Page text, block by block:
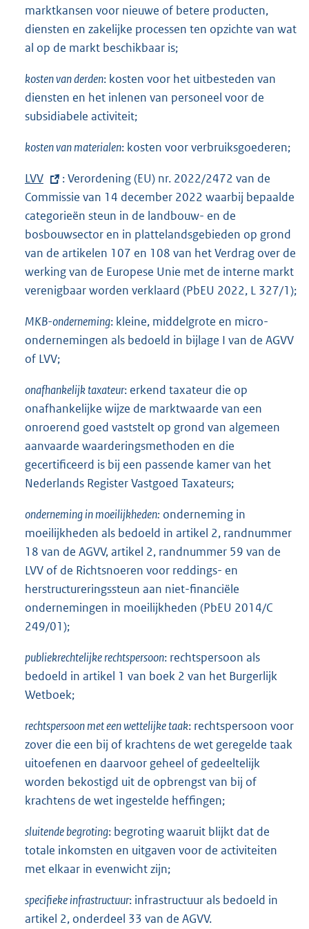
marktkansen voor nieuwe of betere producten,
diensten en zakelijke processen ten opzichte van wat
al op de markt beschikbaar is;
kosten van derden: kosten voor het uitbesteden van
diensten en het inlenen van personeel voor de
subsidiabele activiteit;
kosten van materialen: kosten voor verbruiksgoederen;
E
x
t
e
r
n
e
i
n
k
LVV
: Verordening (EU) nr. 2022/2472 van de
Commissie van 14 december 2022 waarbij bepaalde
categorieën steun in de landbouw- en de
bosbouwsector en in plattelandsgebieden op grond
van de artikelen 107 en 108 van het Verdrag over de
werking van de Europese Unie met de interne markt
verenigbaar worden verklaard (PbEU 2022, L 327/1);
MKB-onderneming: kleine, middelgrote en micro-
ondernemingen als bedoeld in bijlage I van de AGVV
of LVV;
onafhankelijk taxateur: erkend taxateur die op
onafhankelijke wijze de marktwaarde van een
onroerend goed vaststelt op grond van algemeen
aanvaarde waarderingsmethoden en die
gecertificeerd is bij een passende kamer van het
Nederlands Register Vastgoed Taxateurs;
onderneming in moeilijkheden: onderneming in
moeilijkheden als bedoeld in artikel 2, randnummer
18 van de AGVV, artikel 2, randnummer 59 van de
LVV of de Richtsnoeren voor reddings- en
herstructureringssteun aan niet-financiële
ondernemingen in moeilijkheden (PbEU 2014/C
249/01);
publiekrechtelijke rechtspersoon: rechtspersoon als
bedoeld in artikel 1 van boek 2 van het Burgerlijk
Wetboek;
rechtspersoon met een wettelijke taak: rechtspersoon voor
zover die een bij of krachtens de wet geregelde taak
uitoefenen en daarvoor geheel of gedeeltelijk
worden bekostigd uit de opbrengst van bij of
krachtens de wet ingestelde heffingen;
sluitende begroting: begroting waaruit blijkt dat de
totale inkomsten en uitgaven voor de activiteiten
met elkaar in evenwicht zijn;
specifieke infrastructuur: infrastructuur als bedoeld in
artikel 2, onderdeel 33 van de AGVV.